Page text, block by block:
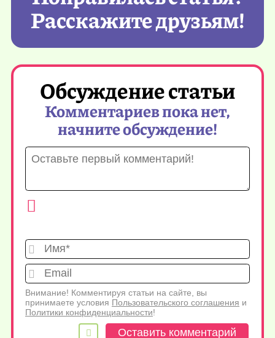
Расскажите друзьям!
Обсуждение статьи
Комментариев пока нет,
начните обсуждение!
Имя*
Внимание! Комментируя статьи на сайте, вы
принимаете условия Пользовательского соглашения и
Политики конфиденциальности!